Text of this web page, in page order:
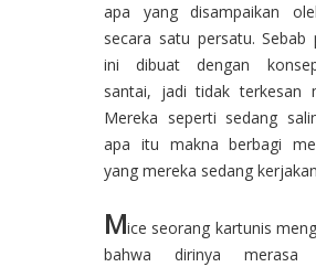
apa yang disampaikan
secara satu persatu. Sebab
ini dibuat dengan
santai, jadi tidak terkesan
Mereka seperti sedang
apa itu makna berbagi
yang mereka sedang
Mice seorang kartunis
bahwa dirinya merasa